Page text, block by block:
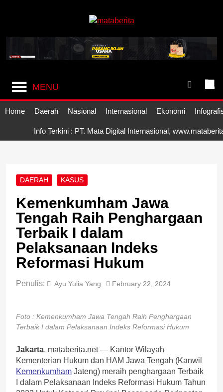
Mataberita
MENU
Home Daerah Nasional Internasional Ekonomi
Info Terkini : PT. Mata Digital Internasional,
DAERAH KASUS
Kemenkumham Jawa
Tengah Raih Penghargaan
Terbaik I dalam
Pelaksanaan Indeks
Reformasi Hukum
Penulis: Ayu Yulia Yang February 22, 2024
Foto : Kemenkumham Jawa Tengah Raih Penghargaan
Terbaik I dalam Pelaksanaan Indeks Reformasi Hukum
Jakarta, mataberita.net — Kantor Wilayah
Kementerian Hukum dan HAM Jawa Tengah (Kanwil
Kemenkumham Jateng) meraih penghargaan Terbaik
I dalam Pelaksanaan Indeks Reformasi Hukum Tahun